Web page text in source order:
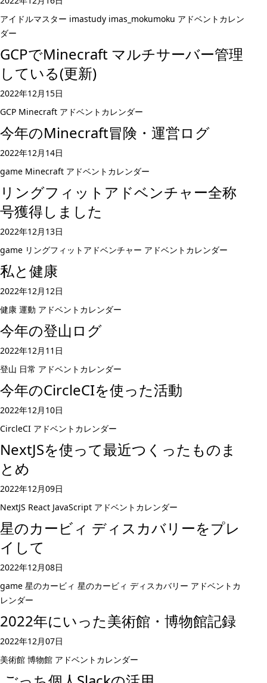
アイドルマスター imastudy imas_mokumoku アドベントカレン
ダー
GCPでMinecraft マルチサーバー管理
している(更新)
2022年12月15日
GCP Minecraft アドベントカレンダー
今年のMinecraft冒険・運営ログ
2022年12月14日
game Minecraft アドベントカレンダー
リングフィットアドベンチャー全称
号獲得しました
2022年12月13日
game リングフィットアドベンチャー アドベントカレンダー
私と健康
2022年12月12日
健康 運動 アドベントカレンダー
今年の登山ログ
2022年12月11日
登山 日常 アドベントカレンダー
今年のCircleCIを使った活動
2022年12月10日
CircleCI アドベントカレンダー
NextJSを使って最近つくったものま
とめ
2022年12月09日
NextJS React JavaScript アドベントカレンダー
星のカービィ ディスカバリーをプレ
イして
2022年12月08日
game 星のカービィ 星のカービィ ディスカバリー アドベントカ
レンダー
2022年にいった美術館・博物館記録
2022年12月07日
美術館 博物館 アドベントカレンダー